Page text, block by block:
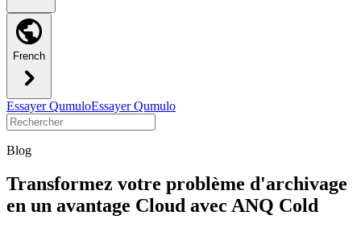
French
Essayer QumuloEssayer Qumulo
Blog
Transformez votre problème d'archivage
en un avantage Cloud avec ANQ Cold